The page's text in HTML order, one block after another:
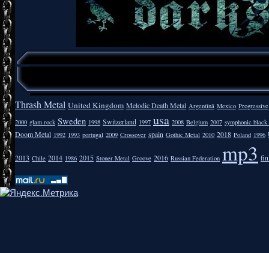
Thrash Metal United Kingdom Melodic Death Metal Argentīnā Mexico Progressive
2000 glam rock Sweden 1998 Switzerland 1997 usa 2008 Belgium 2007 symphonic
Doom Metal 1992 1993 portugal 2009 Crossover spain Gothic Metal 2010 2018 Poland 1996
2013 Chile 2014 1986 2015 Stoner Metal Groove 2016 Russian Federation mp3